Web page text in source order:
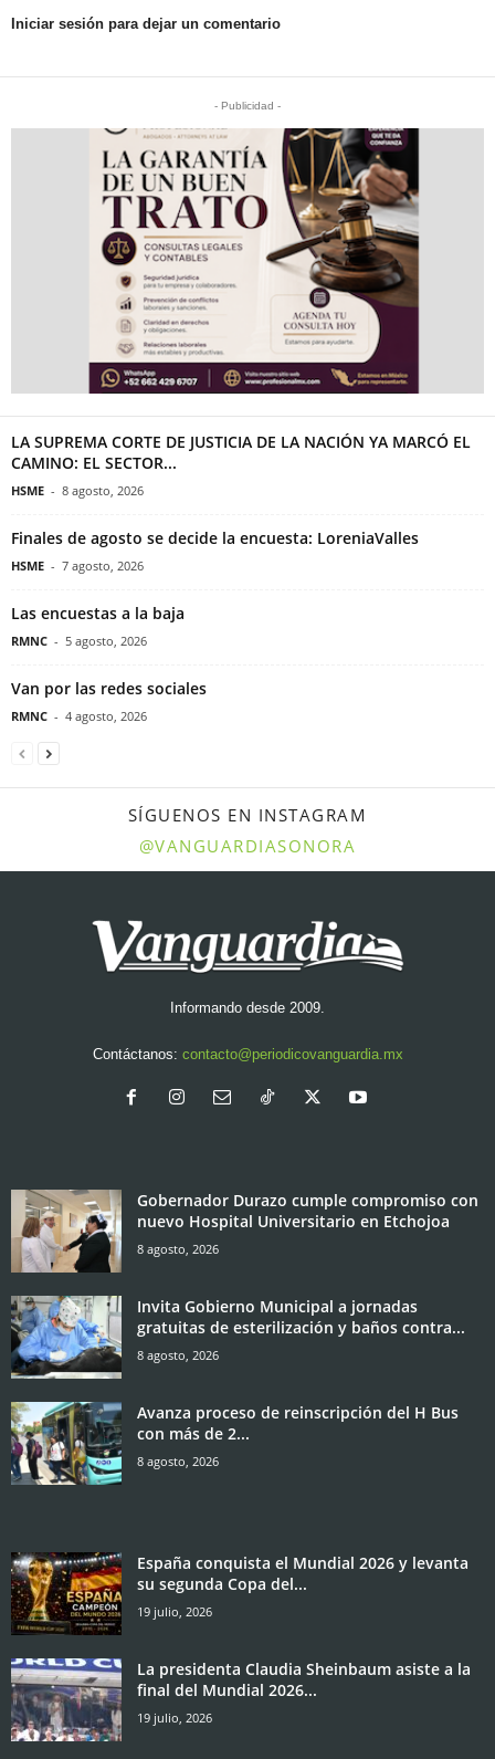
Iniciar sesión para dejar un comentario
- Publicidad -
LA SUPREMA CORTE DE JUSTICIA DE LA NACIÓN YA MARCÓ EL
CAMINO: EL SECTOR...
HSME - 8 agosto, 2026
Finales de agosto se decide la encuesta: LoreniaValles
HSME - 7 agosto, 2026
Las encuestas a la baja
RMNC - 5 agosto, 2026
Van por las redes sociales
RMNC - 4 agosto, 2026
SÍGUENOS EN INSTAGRAM
@VANGUARDIASONORA
Informando desde 2009.
Contáctanos: contacto@periodicovanguardia.mx
Gobernador Durazo cumple compromiso con
nuevo Hospital Universitario en Etchojoa
8 agosto, 2026
Invita Gobierno Municipal a jornadas
gratuitas de esterilización y baños contra...
8 agosto, 2026
Avanza proceso de reinscripción del H Bus
con más de 2...
8 agosto, 2026
España conquista el Mundial 2026 y levanta
su segunda Copa del...
19 julio, 2026
La presidenta Claudia Sheinbaum asiste a la
final del Mundial 2026...
19 julio, 2026